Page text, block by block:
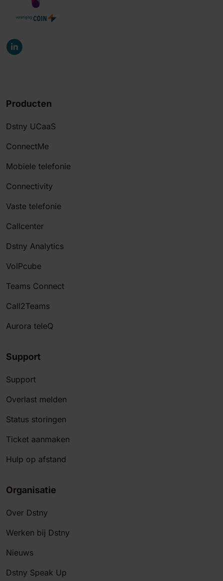
Producten
Dstny UCaaS
ConnectMe
Mobiele telefonie
Connectivity
Vaste telefonie
Callcenter
Dstny Analytics
VoIPcube
Teams Connect
Call2Teams
Aurora teleQ
Support
Support
Overlast melden
Status storingen
Ticket aanmaken
Hulp op afstand
Organisatie
Over Dstny
Werken bij Dstny
Nieuws
Dstny Speak Up